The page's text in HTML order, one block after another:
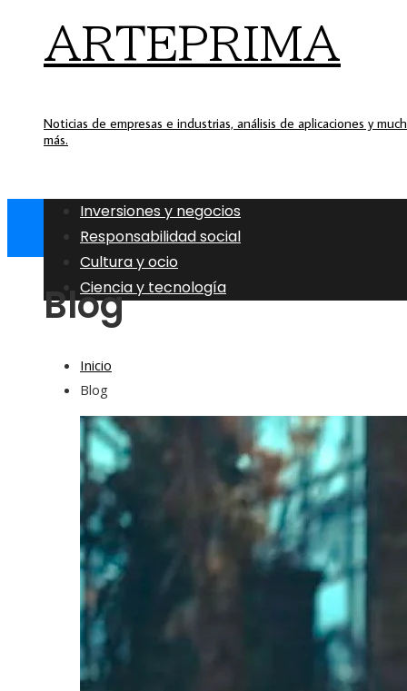
ARTEPRIMA
Noticias de empresas e industrias, análisis de aplicaciones y
más.
Inversiones y negocios
Responsabilidad social
Cultura y ocio
Ciencia y tecnología
Blog
Inicio
Blog